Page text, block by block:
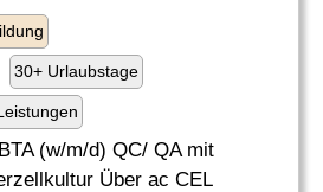
30+ Urlaubstage
(w/m/d) QC/ QA mit
Über ac CEL